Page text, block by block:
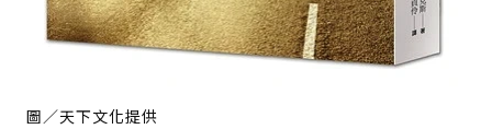
圖／天下文化提供